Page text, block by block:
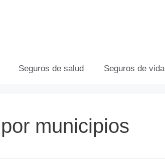
Seguros de salud Seguros de vida
municipios